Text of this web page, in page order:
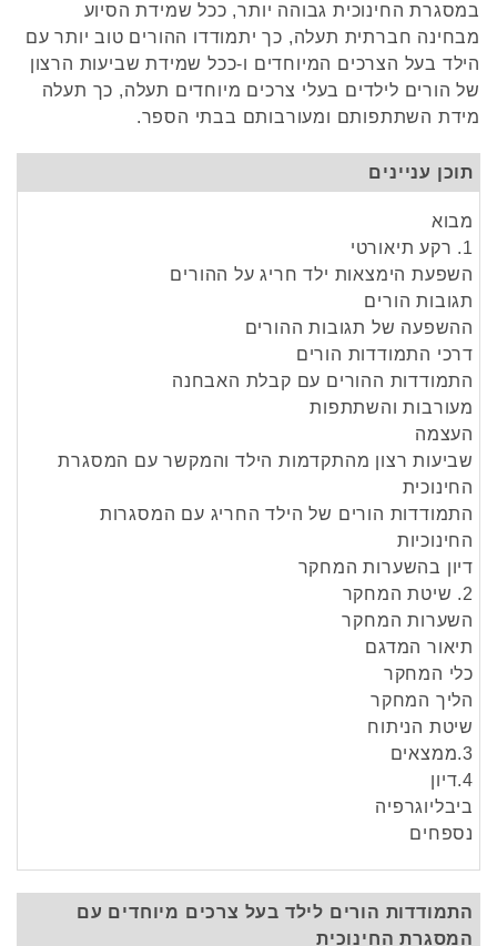
במסגרת החינוכית גבוהה יותר, ככל שמידת הסיוע
מבחינה חברתית תעלה, כך יתמודדו ההורים טוב יותר עם
הילד בעל הצרכים המיוחדים ו-ככל שמידת שביעות הרצון
של הורים לילדים בעלי צרכים מיוחדים תעלה, כך תעלה
מידת השתתפותם ומעורבותם בבתי הספר.
תוכן עניינים
מבוא
1. רקע תיאורטי
השפעת הימצאות ילד חריג על ההורים
תגובות הורים
ההשפעה של תגובות ההורים
דרכי התמודדות הורים
התמודדות ההורים עם קבלת האבחנה
מעורבות והשתתפות
העצמה
שביעות רצון מהתקדמות הילד והמקשר עם המסגרת
החינוכית
התמודדות הורים של הילד החריג עם המסגרות
החינוכיות
דיון בהשערות המחקר
2. שיטת המחקר
השערות המחקר
תיאור המדגם
כלי המחקר
הליך המחקר
שיטת הניתוח
3.ממצאים
4.דיון
ביבליוגרפיה
נספחים
התמודדות הורים לילד בעל צרכים מיוחדים עם
המסגרת החינוכית